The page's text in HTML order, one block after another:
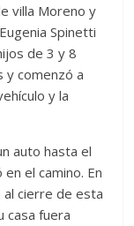
villa Moreno y
Spinetti
de 3 y 8
y comenzó a
y la
auto hasta el
el camino. En
cierre de esta
casa fuera